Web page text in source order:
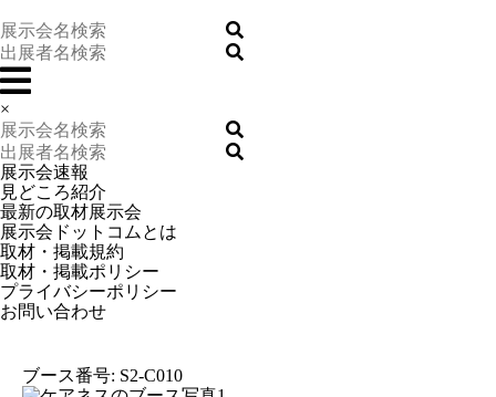
×
展示会速報
見どころ紹介
最新の取材展示会
展示会ドットコムとは
取材・掲載規約
取材・掲載ポリシー
プライバシーポリシー
お問い合わせ
ブース番号: S2-C010